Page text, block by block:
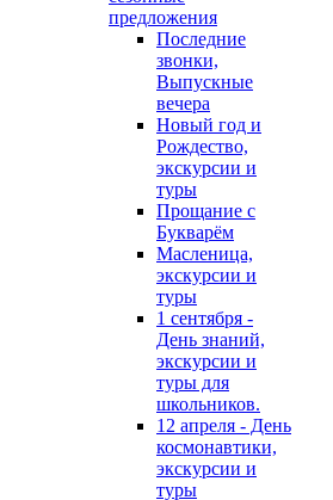
предложения
Последние
звонки,
Выпускные
вечера
Новый год и
Рождество,
экскурсии и
туры
Прощание с
Букварём
Масленица,
экскурсии и
туры
1 сентября -
День знаний,
экскурсии и
туры для
школьников.
12 апреля - День
космонавтики,
экскурсии и
туры